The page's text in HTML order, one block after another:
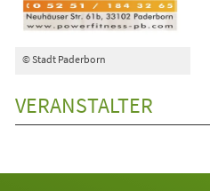
© Stadt Paderborn
VERANSTALTER